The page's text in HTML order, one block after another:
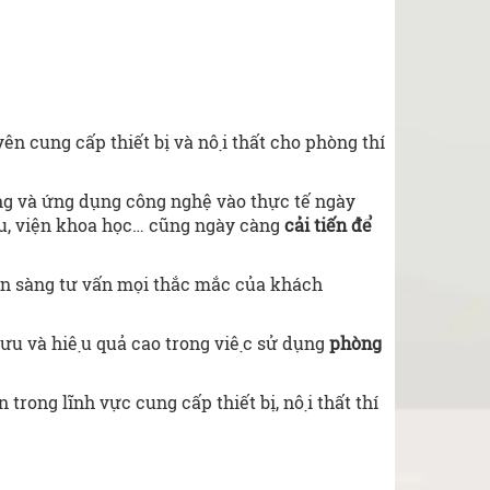
cung cấp thiết bị và nội thất cho phòng thí
ứng dụng công nghệ vào thực tế ngày
viện khoa học… cũng ngày càng cải tiến để
sàng tư vấn mọi thắc mắc của khách
và hiệu quả cao trong việc sử dụng phòng
trong lĩnh vực cung cấp thiết bị, nội thất thí